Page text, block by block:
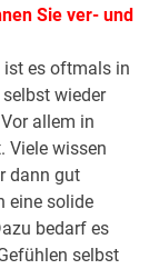
Sie ver- und
ist es oftmals in
wieder
allem in
Viele wissen
dann gut
eine solide
bedarf es
selbst